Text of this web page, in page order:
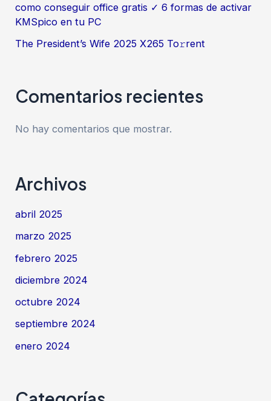
como conseguir office gratis ✓ 6 formas de activar
KMSpico en tu PC
The President’s Wife 2025 X265 To𝚛rent
Comentarios recientes
No hay comentarios que mostrar.
Archivos
abril 2025
marzo 2025
febrero 2025
diciembre 2024
octubre 2024
septiembre 2024
enero 2024